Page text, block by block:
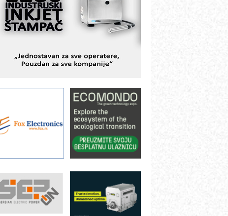
Fleksibilno stezanje i brzo
podešavanje u proizvodnji prototipova
KIP KOP – napredna rešenja za
Alba d.o.o. – 35 godina preciznosti u
IBeRTIM - oprema za ispitivanje
STAUFF – Komponente koje
povećavaju pouzdanost hidrauličkih
YAMADA pumpe – japanska
Filtration Group Industrial – Napredna
rešenja za filtraciju u hidrauličkim i
procesnim sistemima